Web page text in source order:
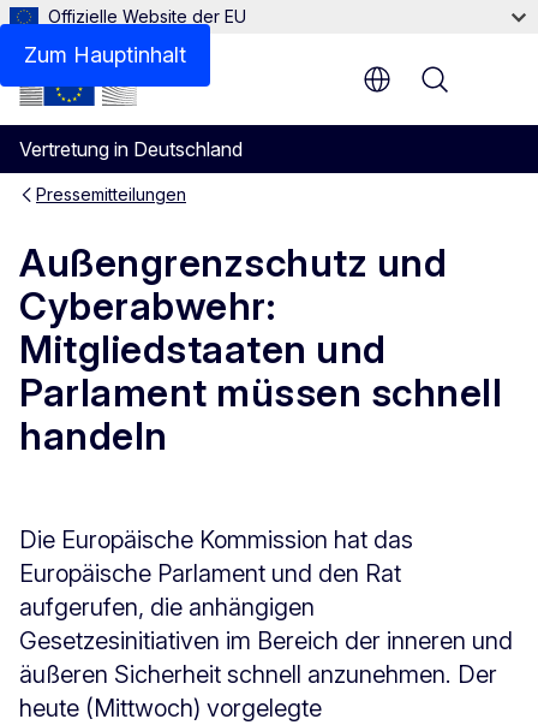
Zum Hauptinhalt
Offizielle Website der EU
Vertretung in Deutschland
Menu
Pressemitteilungen
Außengrenzschutz und
Cyberabwehr:
Mitgliedstaaten und
Parlament müssen schnell
handeln
Die Europäische Kommission hat das
Europäische Parlament und den Rat
aufgerufen, die anhängigen
Gesetzesinitiativen im Bereich der inneren und
äußeren Sicherheit schnell anzunehmen. Der
heute (Mittwoch) vorgelegte